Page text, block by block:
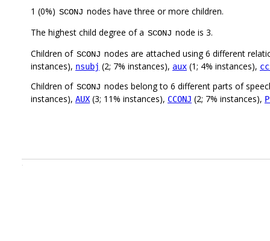
1 (0%) SCONJ nodes have three or more children.
The highest child degree of a SCONJ node is 3.
Children of SCONJ nodes are attached using 6 different
instances), nsubj (2; 7% instances), aux (1; 4% instances),
Children of SCONJ nodes belong to 6 different parts of
instances), AUX (3; 11% instances), CCONJ (2; 7% instances),
.